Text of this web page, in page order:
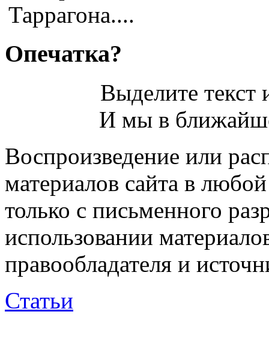
Таррагона....
Опечатка?
Выделите
И мы в
Воспроизведение или
материалов сайта в
только с письменного
использовании
правообладателя и
Статьи